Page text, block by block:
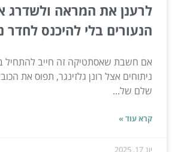
לרענן את המראה ולשדרג
הנעורים בלי להיכנס לחדר
אם חשבת שאסתטיקה זה חייב להתחיל
ניתוחים אצל רונן גלזינגר, תפוס את
שלם של...
קרא עוד »
יונ 17, 2025